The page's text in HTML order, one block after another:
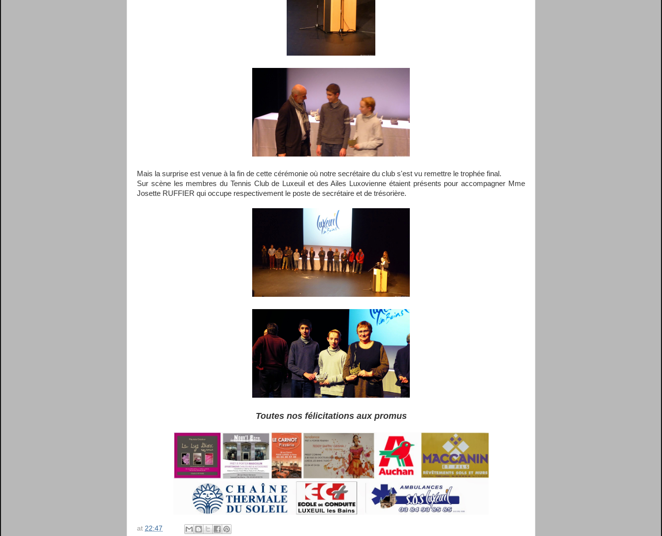
Mais la surprise est venue à la fin de cette cérémonie où notre secrétaire du club s'est vu remettre le trophée final.
Sur scène les membres du Tennis Club de Luxeuil et des Ailes Luxovienne étaient présents pour accompagner Mme
Josette RUFFIER qui occupe respectivement le poste de secrétaire et de trésorière.
Toutes nos félicitations aux promus
at 22:47